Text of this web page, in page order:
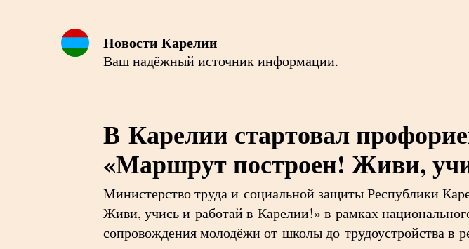
Новости Карелии
Ваш надёжный источник информации.
В Карелии стартовал
«Маршрут построен! Живи,
Министерство труда и социальной защиты Республики
Живи, учись и работай в Карелии!» в рамках
сопровождения молодёжи от школы до трудоустройства в